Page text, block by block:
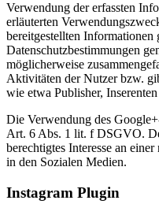
Verwendung der erfassten
erläuterten
bereitgestellten Informationen
Datenschutzbestimmungen
möglicherweise
Aktivitäten der Nutzer bzw.
wie etwa Publisher,
Die Verwendung des
Art. 6 Abs. 1 lit. f DSGVO.
berechtigtes Interesse an
in den Sozialen Medien.
Instagram Plugin